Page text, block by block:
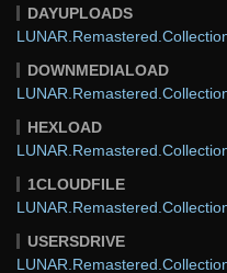
DAYUPLOADS
DOWNMEDIALOAD
HEXLOAD
1CLOUDFILE
USERSDRIVE